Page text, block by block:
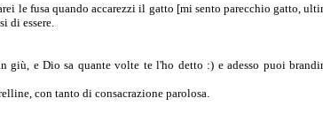
le fusa quando accarezzi il gatto [mi sento parecchio gatto,
di essere.
giù, e Dio sa quante volte te l'ho detto :) e adesso puoi
con tanto di consacrazione parolosa.